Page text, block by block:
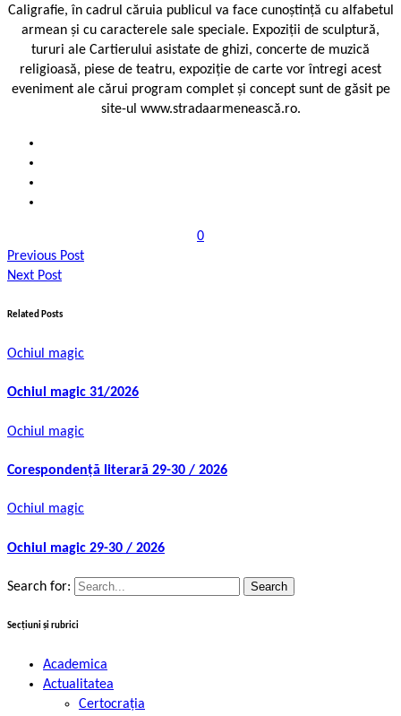
Caligrafie, în cadrul căruia publicul va face cunoștință cu alfabetul
armean și cu caracterele sale speciale. Expoziții de sculptură,
tururi ale Cartierului asistate de ghizi, concerte de muzică
religioasă, piese de teatru, expoziție de carte vor întregi acest
eveniment ale cărui program complet și concept sunt de găsit pe
site-ul www.stradaarmenească.ro.
0
Previous Post
Next Post
Related Posts
Ochiul magic
Ochiul magic 31/2026
Ochiul magic
Corespondență literară 29-30 / 2026
Ochiul magic
Ochiul magic 29-30 / 2026
Search for:
Secțiuni și rubrici
Academica
Actualitatea
Certocrația